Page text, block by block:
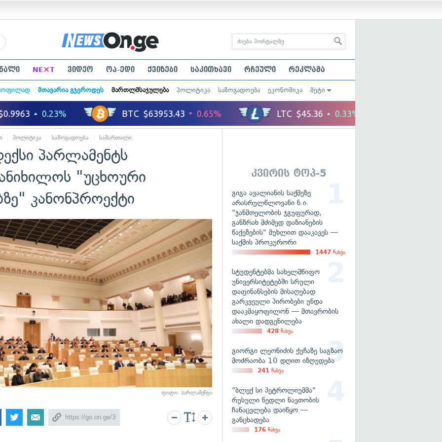
NE×T ვიდეო ოპ-ედი ქვიზები საკითხავი რჩეული რეკლამა
მთავარია გჯეროდეს მართლმსაჯულება პოლიტიკა საზოგადოება ეკონომიკა მეტი
პოლიტიკა საზოგადოება სამართალი
პარლამენტს
"უცხოური
კანონპროექტი
ფოტო: პარლამენტი
კვირის ტოპ-5
გიგა ავალიანის საქმეზე
არასრულწლოვანი ნ.ი.
"ჯანმთელობის ჯგუფურად,
განზრახ მძიმედ დაზიანების
წაქეზების" მუხლით დააკავეს —
საქმის პროკურორი
1447 ნახვა
სტუდენტებმა სახელმწიფო
უნივერსიტეტებში სრული
დაფინანსების მისაღებად
გარკვეული პირობები უნდა
დააკმაყოფილონ — მთავრობის
ახალი დადგენილება
428 ნახვა
გიორგი ლეონიძის ქუჩაზე საგზაო
მოძრაობა 10 დღით იზღუდება
241 ნახვა
"ბლექ სი პეტროლიუმმა"
რუსული ნედლი ნავთობის
ჩანაცვლება დაიწყო —
განცხადება
176 ნახვა